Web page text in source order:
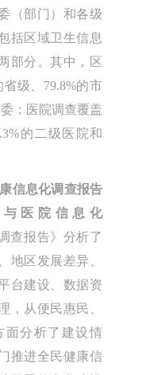
（部门）和各级
括区域卫生信息
部分。其中，区
级、79.8%的市
；医院调查覆盖
的二级医院和
康信息化调查报告
医院信息化
调查报告》分析了
地区发展差异、
台建设、数据资
，从便民惠民、
面分析了建设情
推进全民健康信